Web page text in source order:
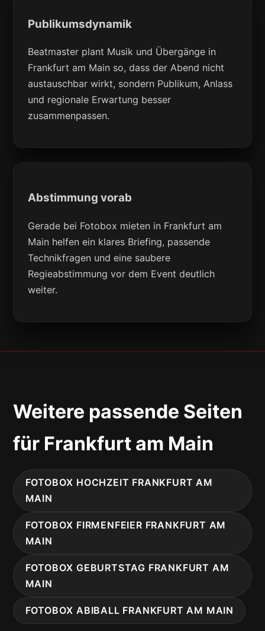
Publikumsdynamik
Beatmaster plant Musik und Übergänge in
Frankfurt am Main so, dass der Abend nicht
austauschbar wirkt, sondern Publikum, Anlass
und regionale Erwartung besser
zusammenpassen.
Abstimmung vorab
Gerade bei Fotobox mieten in Frankfurt am
Main helfen ein klares Briefing, passende
Technikfragen und eine saubere
Regieabstimmung vor dem Event deutlich
weiter.
Weitere passende Seiten
für Frankfurt am Main
FOTOBOX HOCHZEIT FRANKFURT AM
MAIN
FOTOBOX FIRMENFEIER FRANKFURT AM
MAIN
FOTOBOX GEBURTSTAG FRANKFURT AM
MAIN
FOTOBOX ABIBALL FRANKFURT AM MAIN